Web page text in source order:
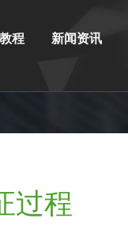
程 新闻资讯
过程